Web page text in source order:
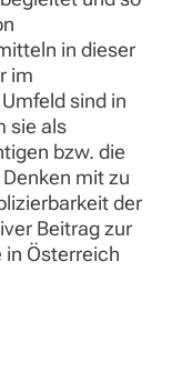
in dieser
im
sind in
sie als
bzw. die
mit zu
der
Beitrag zur
Österreich